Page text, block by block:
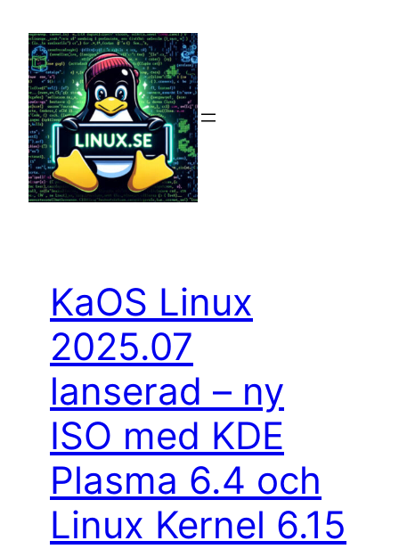
innehåll
KaOS Linux
2025.07
lanserad – ny
ISO med KDE
Plasma 6.4 och
Linux Kernel 6.15